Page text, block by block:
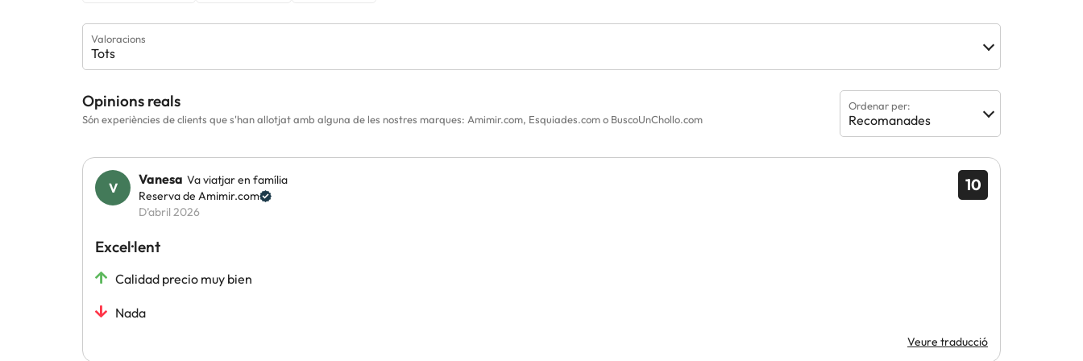
Valoracions
Tots
Opinions reals
Són experiències de clients que s'han allotjat amb alguna de les nostres marques: Amimir.com, Esquiades.com o BuscoUnChollo.com
Ordenar per:
Recomanades
10
Vanesa Va viatjar en família
Reserva de Amimir.com
D’abril 2026
Excel·lent
Calidad precio muy bien
Nada
Veure traducció